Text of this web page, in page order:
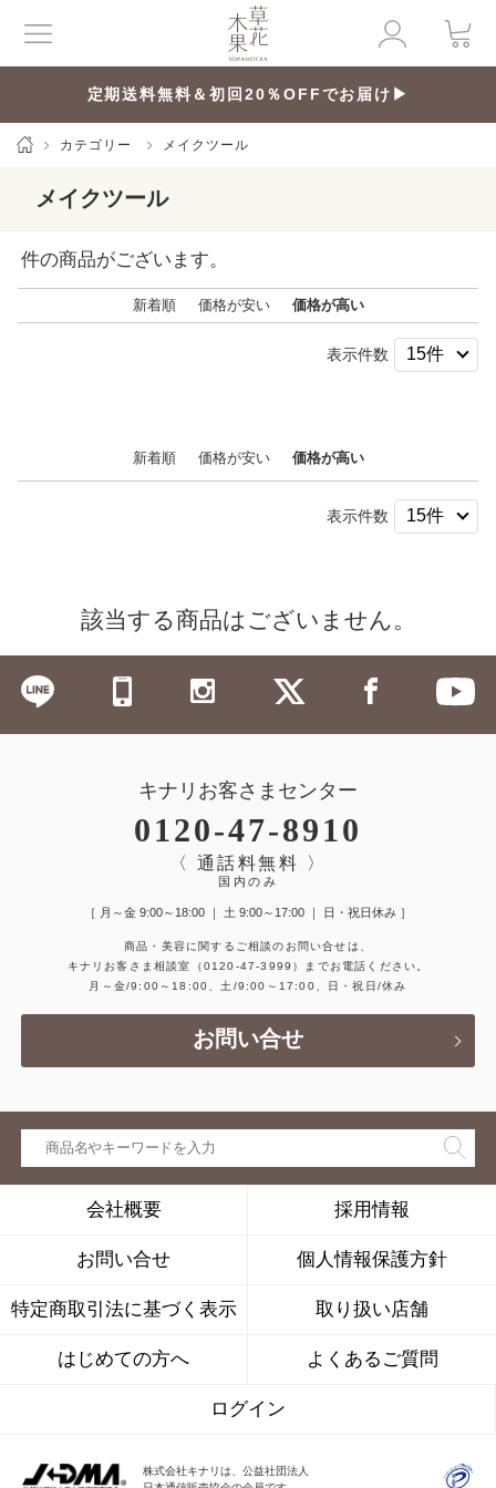
定期送料無料＆初回20％OFFでお届け▶
カテゴリー メイクツール
メイクツール
件の商品がございます。
新着順 価格が安い 価格が高い
表示件数
新着順 価格が安い 価格が高い
表示件数
該当する商品はございません。
キナリお客さまセンター
0120-47-8910
〈 通話料無料 〉
国内のみ
［ 月～金 9:00～18:00 ｜ 土 9:00～17:00 ｜ 日・祝日休み ］
商品・美容に関するご相談のお問い合せは、
キナリお客さま相談室
（0120-47-3999）
までお電話ください。
月～金/9:00～18:00、土/9:00～17:00、日・祝日/休み
お問い合せ
会社概要 採用情報
お問い合せ 個人情報保護方針
特定商取引法に基づく表示 取り扱い店舗
はじめての方へ よくあるご質問
ログイン
株式会社キナリは、公益社団法人